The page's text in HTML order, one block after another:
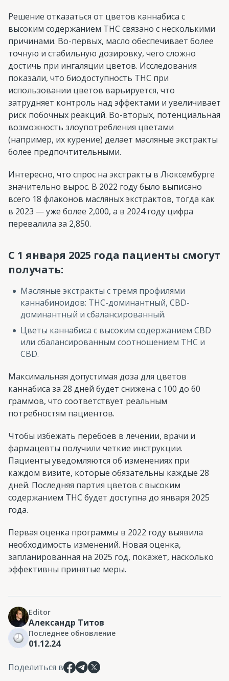
Решение отказаться от цветов каннабиса с
высоким содержанием THC связано с несколькими
причинами. Во-первых, масло обеспечивает более
точную и стабильную дозировку, чего сложно
достичь при ингаляции цветов. Исследования
показали, что биодоступность THC при
использовании цветов варьируется, что
затрудняет контроль над эффектами и увеличивает
риск побочных реакций. Во-вторых, потенциальная
возможность злоупотребления цветами
(например, их курение) делает масляные экстракты
более предпочтительными.
Интересно, что спрос на экстракты в Люксембурге
значительно вырос. В 2022 году было выписано
всего 18 флаконов масляных экстрактов, тогда как
в 2023 — уже более 2,000, а в 2024 году цифра
перевалила за 2,850.
С 1 января 2025 года пациенты смогут
получать:
Масляные экстракты с тремя профилями
каннабиноидов: THC-доминантный, CBD-
доминантный и сбалансированный.
Цветы каннабиса с высоким содержанием CBD
или сбалансированным соотношением THC и
CBD.
Максимальная допустимая доза для цветов
каннабиса за 28 дней будет снижена с 100 до 60
граммов, что соответствует реальным
потребностям пациентов.
Чтобы избежать перебоев в лечении, врачи и
фармацевты получили четкие инструкции.
Пациенты уведомляются об изменениях при
каждом визите, которые обязательны каждые 28
дней. Последняя партия цветов с высоким
содержанием THC будет доступна до января 2025
года.
Первая оценка программы в 2022 году выявила
необходимость изменений. Новая оценка,
запланированная на 2025 год, покажет, насколько
эффективны принятые меры.
Editor
Александр Титов
Последнее обновление
01.12.24
Поделиться в